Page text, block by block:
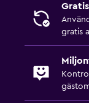
Terrass/uteplats
Balkong
gratis